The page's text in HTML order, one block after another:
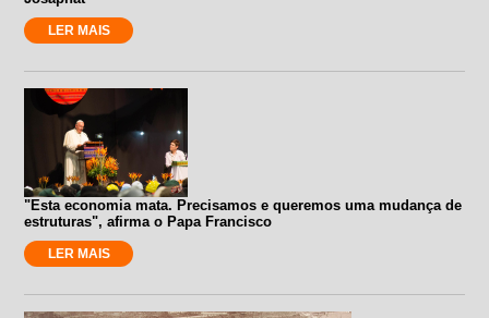
LER MAIS
"Esta economia mata. Precisamos e queremos uma mudança de
estruturas", afirma o Papa Francisco
LER MAIS